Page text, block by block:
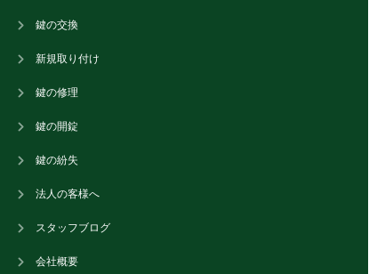
鍵の交換
新規取り付け
鍵の修理
鍵の開錠
鍵の紛失
法人の客様へ
スタッフブログ
会社概要